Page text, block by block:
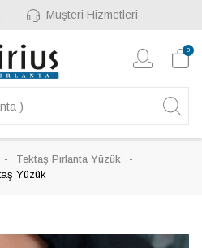
Müşteri Hizmetleri
0
Tektaş Pırlanta Yüzük
Yüzük